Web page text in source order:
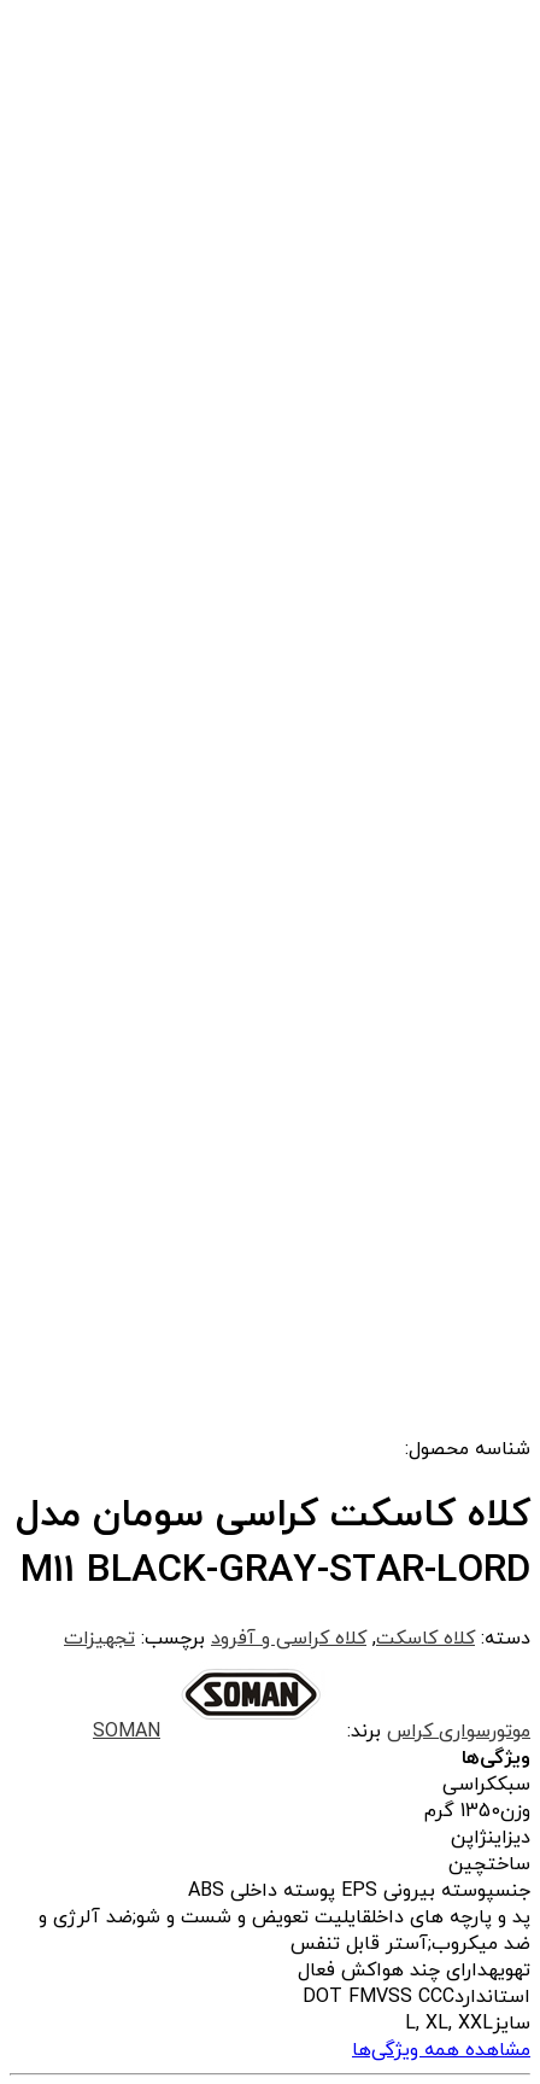
شناسه محصول:
کلاه کاسکت کراسی سومان مدل
M11 BLACK-GRAY-STAR-LORD
دسته:کلاه کاسکت,کلاه کراسی و آفرود برچسب: تجهیزات
موتورسواری کراس برند:
SOMAN
ویژگی‌ها
سبککراسی
وزن1350 گرم
دیزاینژاپن
ساختچین
جنسپوسته بیرونی EPS پوسته داخلی ABS
پد و پارچه های داخلقایلیت تعویض و شست و شو;ضد آلرژی و
ضد میکروب;آستر قابل تنفس
تهویهدارای چند هواکش فعال
استانداردDOT FMVSS CCC
سایزL, XL, XXL
مشاهده همه ویژگی‌ها